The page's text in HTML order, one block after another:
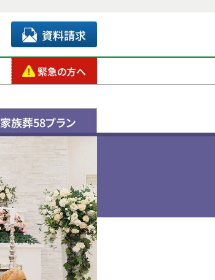
資料請求
緊急の方へ
家族葬58プラン